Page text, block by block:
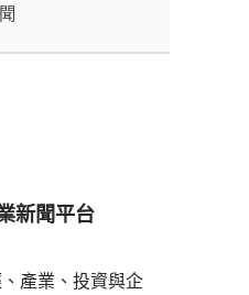
新聞平台
產業、投資與企